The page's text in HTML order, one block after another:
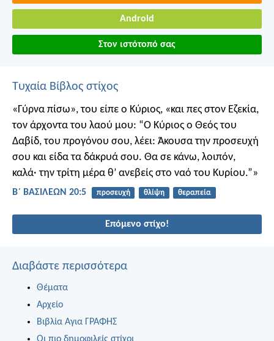
Android
Στον ιστότοπό σας
Τυχαία Βίβλος στίχος
«Γύρνα πίσω», του είπε ο Κύριος, «και πες στον Εζεκία,
τον άρχοντα του λαού μου: “Ο Κύριος ο Θεός του
Δαβίδ, του προγόνου σου, λέει: Άκουσα την προσευχή
σου και είδα τα δάκρυά σου. Θα σε κάνω, λοιπόν,
καλά· την τρίτη μέρα θ’ ανεβείς στο ναό του Κυρίου.”»
Β΄ ΒΑΣΙΛΕΩΝ 20:5 προσευχή θλίψη θεραπεία
Επόμενο στίχο!
Διαβάστε περισσότερα
Θέματα
Αρχείο
Βιβλία Αγια ΓΡΑΦΗΣ